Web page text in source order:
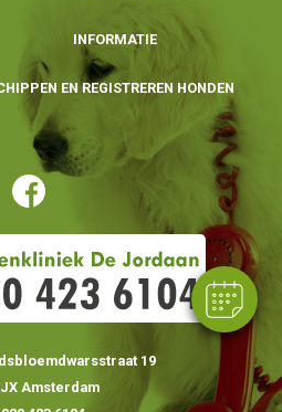
×
to book an appointment
INFORMATIE
EN REGISTREREN HONDEN
19
Amsterdam